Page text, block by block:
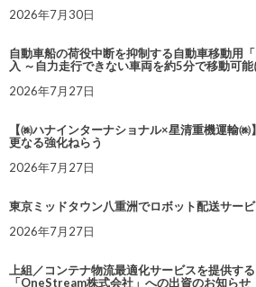
2026年7月30日
自動車船の荷役中断を抑制する自動車移動用
入 ～自力走行できない車両を約5分で移動可能
2026年7月27日
【㈱ハナインターナショナル×星清重機運輸
更なる強化ねらう
2026年7月27日
東京ミッドタウン八重洲でロボット配送サー
2026年7月27日
上組／コンテナ物流最適化サービスを提供す
「OneStream株式会社」への出資のお知らせ